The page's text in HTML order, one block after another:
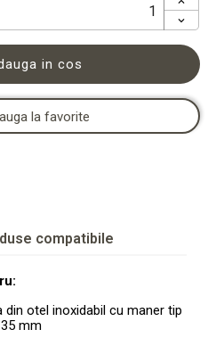
in cos
la favorite
compatibile
otel inoxidabil cu maner tip
mm